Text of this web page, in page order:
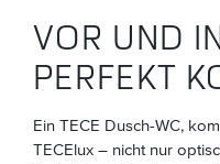
VOR UND
PERFEKT
Ein TECE Dusch-WC,
TECElux – nicht nur